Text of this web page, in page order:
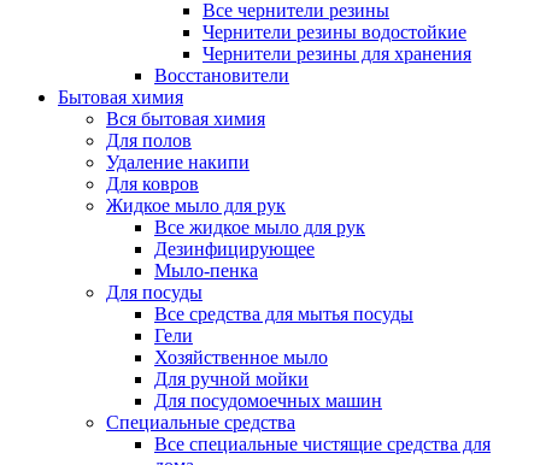
Все чернители резины
Чернители резины водостойкие
Чернители резины для хранения
Восстановители
Бытовая химия
Вся бытовая химия
Для полов
Удаление накипи
Для ковров
Жидкое мыло для рук
Все жидкое мыло для рук
Дезинфицирующее
Мыло-пенка
Для посуды
Все средства для мытья посуды
Гели
Хозяйственное мыло
Для ручной мойки
Для посудомоечных машин
Специальные средства
Все специальные чистящие средства для